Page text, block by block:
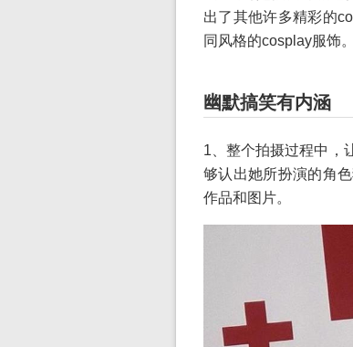
出了其他许多精彩的
同风格的cosplay服饰。
幽默搞笑有内涵
1、整个拍摄过程中，
够认出她所扮演的角
作品和图片。